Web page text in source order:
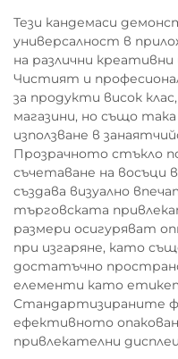
Тези кандемаси
универсалност в
на различни
Чистият и
за продукти висок
магазини, но също
използване в
Прозрачното стъкло
съчетаване на восъци
създава визуално
търговската
размери осигуряват
при изгаряне, като
достатъчно
елементи като
Стандартизираните
ефективното
привлекателни